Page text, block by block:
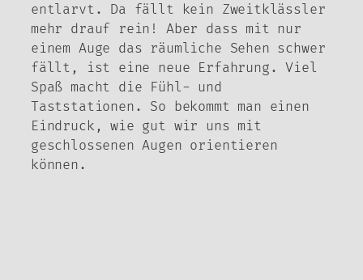
entlarvt. Da fällt kein Zweitklässler
mehr drauf rein! Aber dass mit nur
einem Auge das räumliche Sehen schwer
fällt, ist eine neue Erfahrung. Viel
Spaß macht die Fühl- und
Taststationen. So bekommt man einen
Eindruck, wie gut wir uns mit
geschlossenen Augen orientieren
können.